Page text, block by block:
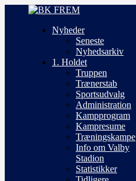
Nyheder
Seneste
Nyhedsarkiv
1. Holdet
Truppen
Trænerstab
Sportsudvalg
Administration
Kampprogram
Kampresume
Træningskampe
Info om Valby
Stadion
Statistikker